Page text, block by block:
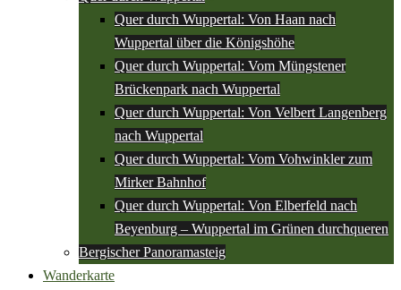
Quer durch Wuppertal: Von Haan nach
Wuppertal über die Königshöhe
Quer durch Wuppertal: Vom Müngstener
Brückenpark nach Wuppertal
Quer durch Wuppertal: Von Velbert Langenberg
nach Wuppertal
Quer durch Wuppertal: Vom Vohwinkler zum
Mirker Bahnhof
Quer durch Wuppertal: Von Elberfeld nach
Beyenburg – Wuppertal im Grünen durchqueren
Bergischer Panoramasteig
Wanderkarte